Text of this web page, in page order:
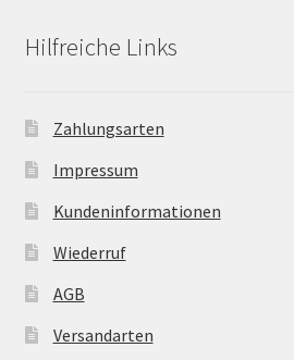
Hilfreiche Links
Zahlungsarten
Impressum
Kundeninformationen
Wiederruf
AGB
Versandarten